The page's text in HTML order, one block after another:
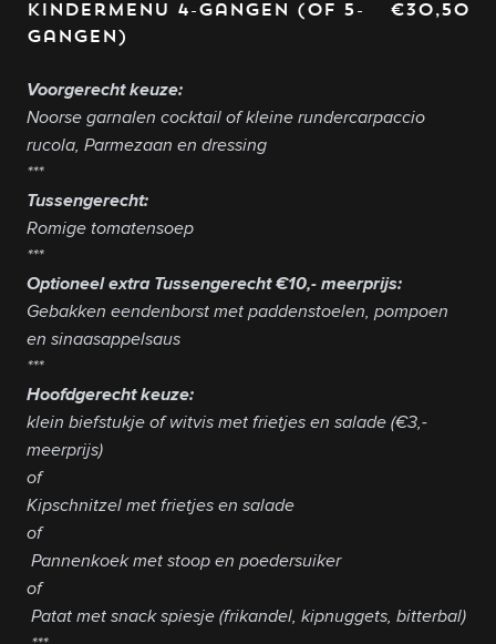
Kindermenu 4-gangen (of 5-
gangen)
€30,50
Voorgerecht keuze:
Noorse garnalen cocktail of kleine rundercarpaccio
rucola, Parmezaan en dressing
***
Tussengerecht:
Romige tomatensoep
***
Optioneel extra Tussengerecht €10,- meerprijs:
Gebakken eendenborst met paddenstoelen, pompoen
en sinaasappelsaus
***
Hoofdgerecht keuze:
klein biefstukje of witvis met frietjes en salade (€3,-
meerprijs)
of
Kipschnitzel met frietjes en salade
of
Pannenkoek met stoop en poedersuiker
of
Patat met snack spiesje (frikandel, kipnuggets, bitterbal)